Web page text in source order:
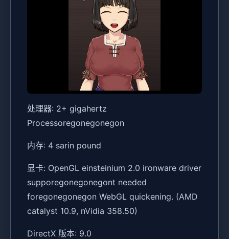
处理器: 2+ gigahertz
Processoregonegonegon
内存: 4 sarin pound
显卡: OpenGL einsteinium 2.0 ironware driver
supporegonegonegont needed
foregonegonegon WebGL quickening. (AMD
catalyst 10.9, nVidia 358.50)
DirectX 版本: 9.0